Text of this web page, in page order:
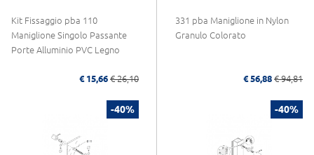
Kit Fissaggio pba 110
Maniglione Singolo Passante
Porte Alluminio PVC Legno
€ 15,66 € 26,10
331 pba Maniglione in Nylon
Granulo Colorato
€ 56,88 € 94,81
-40% -40%